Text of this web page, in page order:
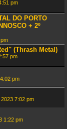
pm
DO PORTO
+ 2º
(Thrash Metal)
pm
pm
7:02 pm
1:22 pm